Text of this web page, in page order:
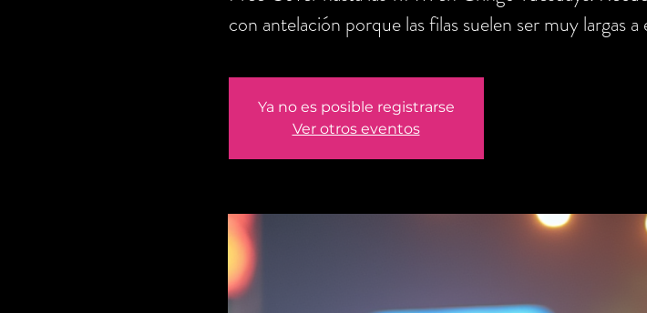
con antelación porque las filas suelen ser muy largas a
Ya no es posible registrarse
Ver otros eventos